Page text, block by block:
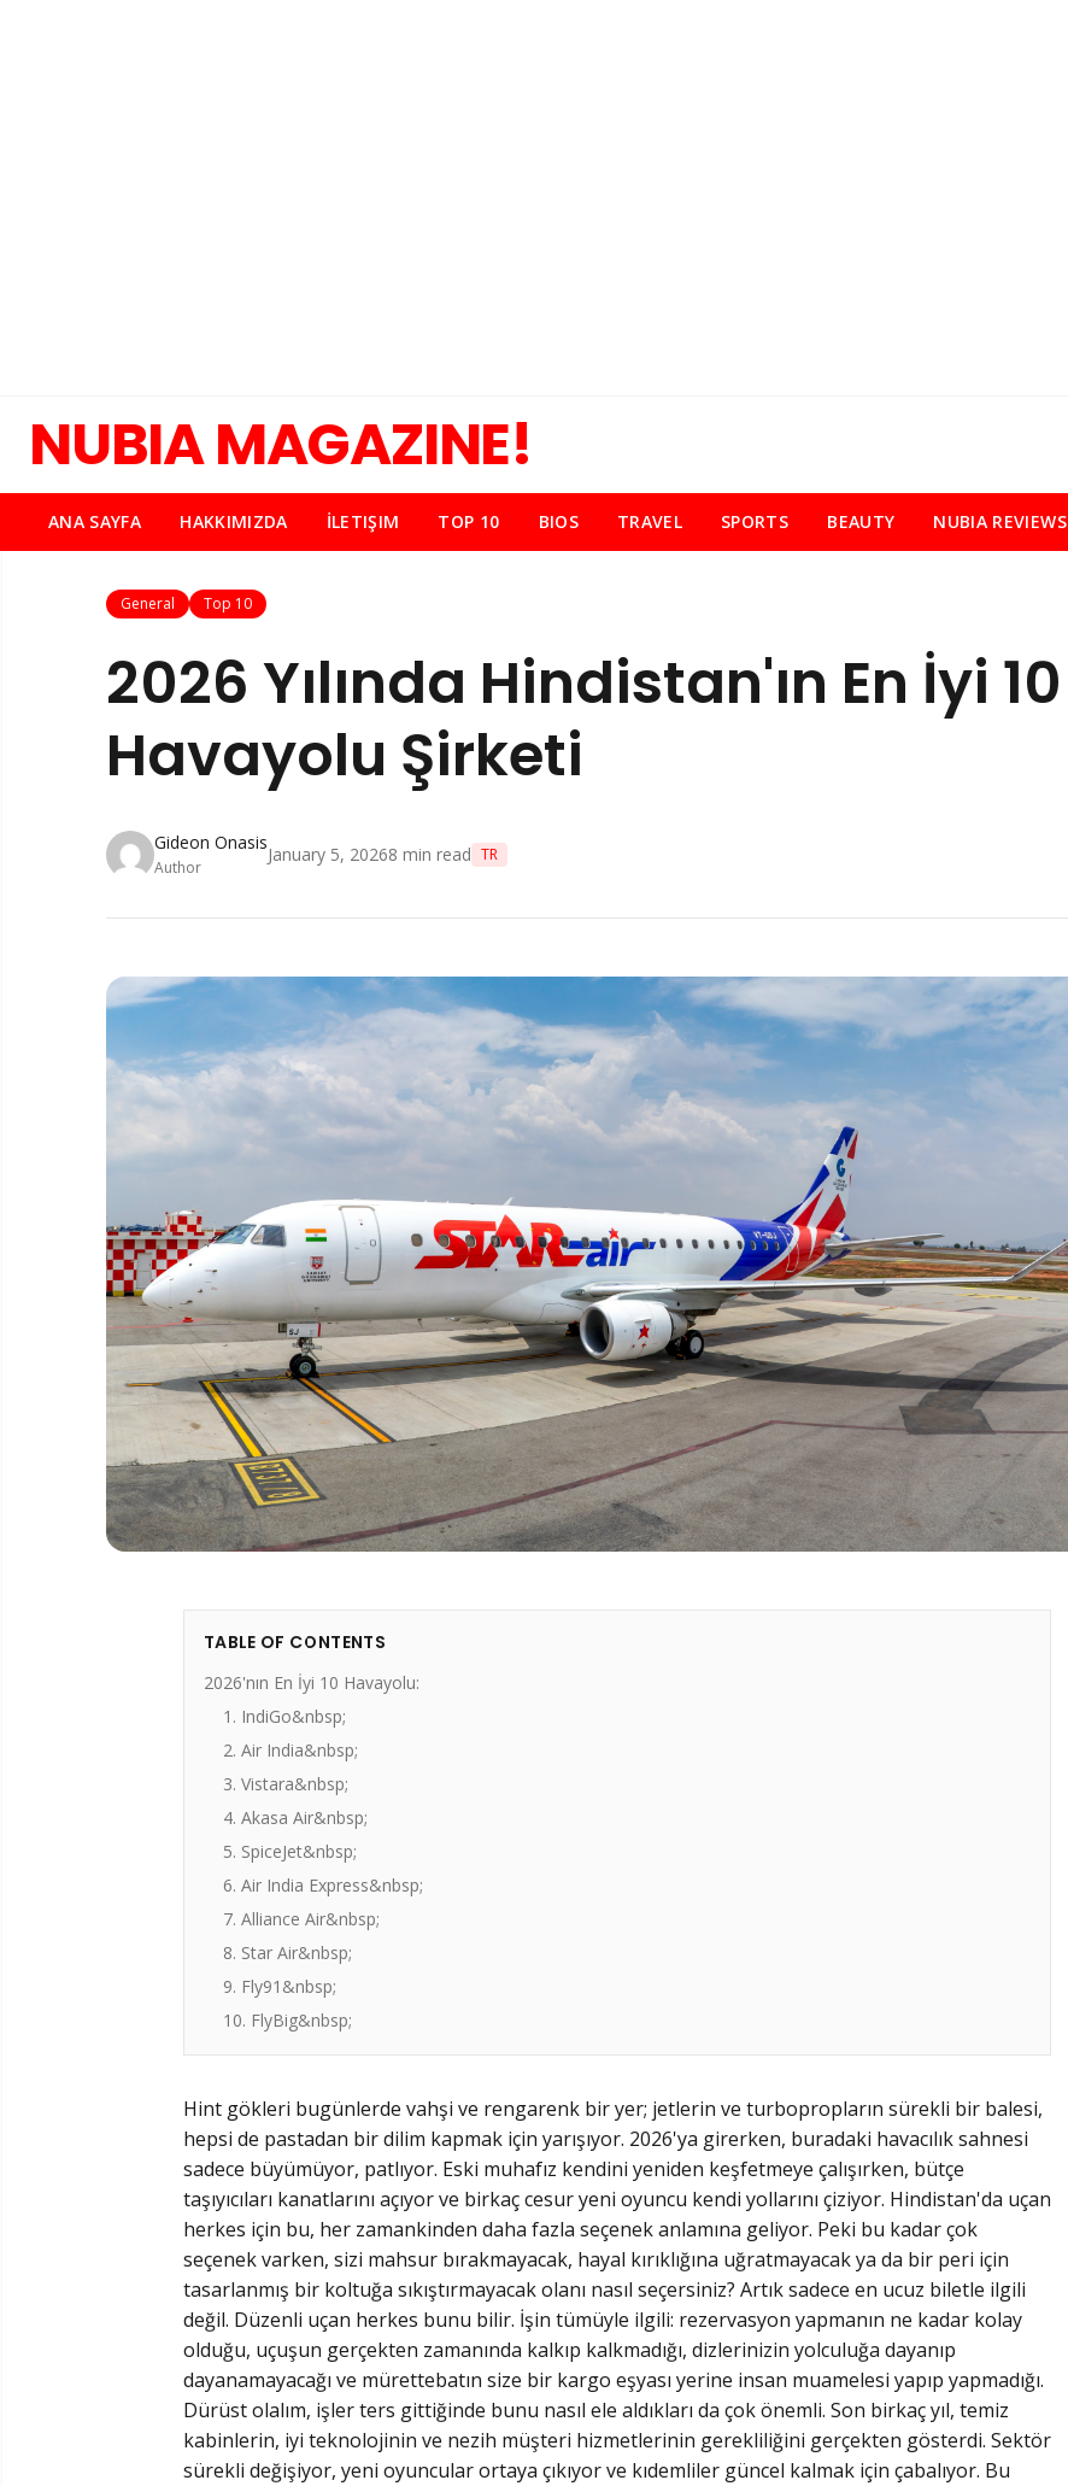
NUBIA MAGAZINE!
ANA SAYFA HAKKIMIZDA İLETIŞIM TOP 10 BIOS TRAVEL SPORTS BEAUTY NUBIA REVIEWS
General Top 10
2026 Yılında Hindistan'ın En İyi 10
Havayolu Şirketi
Gideon Onasis
Author
January 5, 20268 min read TR
TABLE OF CONTENTS
2026'nın En İyi 10 Havayolu:
1. IndiGo&nbsp;
2. Air India&nbsp;
3. Vistara&nbsp;
4. Akasa Air&nbsp;
5. SpiceJet&nbsp;
6. Air India Express&nbsp;
7. Alliance Air&nbsp;
8. Star Air&nbsp;
9. Fly91&nbsp;
10. FlyBig&nbsp;
Hint gökleri bugünlerde vahşi ve rengarenk bir yer; jetlerin ve turbopropların sürekli bir balesi,
hepsi de pastadan bir dilim kapmak için yarışıyor. 2026'ya girerken, buradaki havacılık sahnesi
sadece büyümüyor, patlıyor. Eski muhafız kendini yeniden keşfetmeye çalışırken, bütçe
taşıyıcıları kanatlarını açıyor ve birkaç cesur yeni oyuncu kendi yollarını çiziyor. Hindistan'da uçan
herkes için bu, her zamankinden daha fazla seçenek anlamına geliyor. Peki bu kadar çok
seçenek varken, sizi mahsur bırakmayacak, hayal kırıklığına uğratmayacak ya da bir peri için
tasarlanmış bir koltuğa sıkıştırmayacak olanı nasıl seçersiniz? Artık sadece en ucuz biletle ilgili
değil. Düzenli uçan herkes bunu bilir. İşin tümüyle ilgili: rezervasyon yapmanın ne kadar kolay
olduğu, uçuşun gerçekten zamanında kalkıp kalkmadığı, dizlerinizin yolculuğa dayanıp
dayanamayacağı ve mürettebatın size bir kargo eşyası yerine insan muamelesi yapıp yapmadığı.
Dürüst olalım, işler ters gittiğinde bunu nasıl ele aldıkları da çok önemli. Son birkaç yıl, temiz
kabinlerin, iyi teknolojinin ve nezih müşteri hizmetlerinin gerekliliğini gerçekten gösterdi. Sektör
sürekli değişiyor, yeni oyuncular ortaya çıkıyor ve kıdemliler güncel kalmak için çabalıyor. Bu